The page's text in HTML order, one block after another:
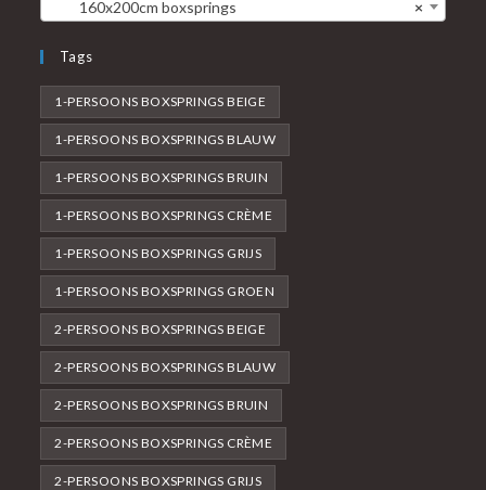
×
160x200cm boxsprings
Tags
1-PERSOONS BOXSPRINGS BEIGE
1-PERSOONS BOXSPRINGS BLAUW
1-PERSOONS BOXSPRINGS BRUIN
1-PERSOONS BOXSPRINGS CRÈME
1-PERSOONS BOXSPRINGS GRIJS
1-PERSOONS BOXSPRINGS GROEN
2-PERSOONS BOXSPRINGS BEIGE
2-PERSOONS BOXSPRINGS BLAUW
2-PERSOONS BOXSPRINGS BRUIN
2-PERSOONS BOXSPRINGS CRÈME
2-PERSOONS BOXSPRINGS GRIJS